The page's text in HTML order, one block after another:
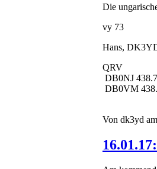
Die
vy 73
Hans,
QRV
DB0NJ
DB0VM
Von dk3yd